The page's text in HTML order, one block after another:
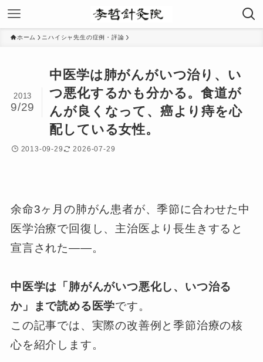
ホーム ニハイシャ先生の症例・評論
中医学は肺がんがいつ治り、い
つ悪化するかも分かる。食道が
んが良くなって、癌より痔を心
配している女性。
2013
9/29
2013-09-29 2026-07-29
余命3ヶ月の肺がん患者が、季節に合わせた中
医学治療で回復し、主治医より長生きすると
宣言された——。
中医学は「肺がんがいつ悪化し、いつ治る
か」まで読める医学です。
この記事では、実際の改善例と季節治療の核
心を紹介します。